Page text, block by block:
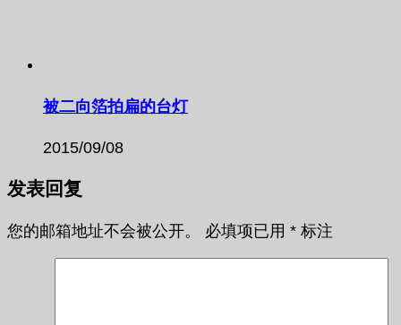
被二向箔拍扁的台灯
2015/09/08
发表回复
您的邮箱地址不会被公开。 必填项已用 * 标注